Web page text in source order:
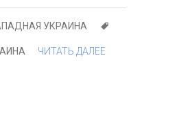
УКРАИНА
ЧИТАТЬ ДАЛЕЕ